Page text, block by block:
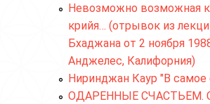
Невозможно возможная
крийя… (отрывок из
Бхаджана от 2 ноября
Анджелес, Калифорния)
Ниринджан Каур "В самое
ОДАРЕННЫЕ СЧАСТЬЕМ.